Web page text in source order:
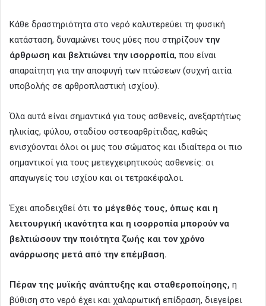
Κάθε δραστηριότητα στο νερό καλυτερεύει τη φυσική
κατάσταση, δυναμώνει τους μύες που στηρίζουν την
άρθρωση και βελτιώνει την ισορροπία, που είναι
απαραίτητη για την αποφυγή των πτώσεων (συχνή αιτία
υποβολής σε αρθροπλαστική ισχίου).
Όλα αυτά είναι σημαντικά για τους ασθενείς, ανεξαρτήτως
ηλικίας, φύλου, σταδίου οστεοαρθρίτιδας, καθώς
ενισχύονται όλοι οι μυς του σώματος και ιδιαίτερα οι πιο
σημαντικοί για τους μετεγχειρητικούς ασθενείς: οι
απαγωγείς του ισχίου και οι τετρακέφαλοι.
Έχει αποδειχθεί ότι το μέγεθός τους, όπως και η
λειτουργική ικανότητα και η ισορροπία μπορούν να
βελτιώσουν την ποιότητα ζωής και τον χρόνο
ανάρρωσης μετά από την επέμβαση.
Πέραν της μυϊκής ανάπτυξης και σταθεροποίησης, η
βύθιση στο νερό έχει και χαλαρωτική επίδραση, διεγείρει